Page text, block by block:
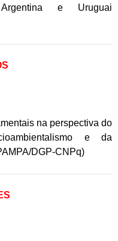
e Uruguai
na perspectiva do
e da
DGP-CNPq)